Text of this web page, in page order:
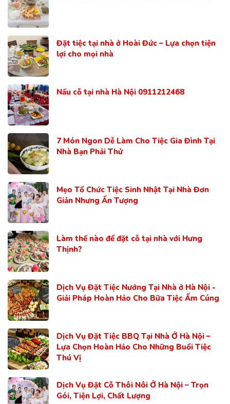
Đặt tiệc tại nhà ở Hoài Đức – Lựa chọn tiện
lợi cho mọi nhà
Nấu cỗ tại nhà Hà Nội 0911212468
7 Món Ngon Dễ Làm Cho Tiệc Gia Đình Tại
Nhà Bạn Phải Thử
Mẹo Tổ Chức Tiệc Sinh Nhật Tại Nhà Đơn
Giản Nhưng Ấn Tượng
Làm thế nào để đặt cỗ tại nhà với Hưng
Thịnh?
Dịch Vụ Đặt Tiệc Nướng Tại Nhà ở Hà Nội -
Giải Pháp Hoàn Hảo Cho Bữa Tiệc Ấm Cúng
Dịch Vụ Đặt Tiệc BBQ Tại Nhà Ở Hà Nội –
Lựa Chọn Hoàn Hảo Cho Những Buổi Tiệc
Thú Vị
Dịch Vụ Đặt Cỗ Thôi Nôi Ở Hà Nội – Trọn
Gói, Tiện Lợi, Chất Lượng